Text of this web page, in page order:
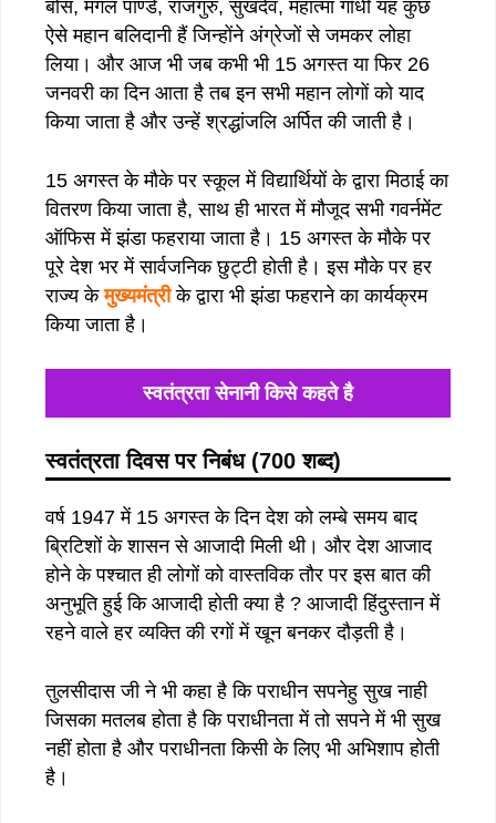
बोस, मंगल पाण्डे, राजगुरु, सुखदेव, महात्मा गाँधी यह कुछ
ऐसे महान बलिदानी हैं जिन्होंने अंग्रेजों से जमकर लोहा
लिया। और आज भी जब कभी भी 15 अगस्त या फिर 26
जनवरी का दिन आता है तब इन सभी महान लोगों को याद
किया जाता है और उन्हें श्रद्धांजलि अर्पित की जाती है।
15 अगस्त के मौके पर स्कूल में विद्यार्थियों के द्वारा मिठाई का
वितरण किया जाता है, साथ ही भारत में मौजूद सभी गवर्नमेंट
ऑफिस में झंडा फहराया जाता है। 15 अगस्त के मौके पर
पूरे देश भर में सार्वजनिक छुट्टी होती है। इस मौके पर हर
राज्य केमुख्यमंत्रीके द्वारा भी झंडा फहराने का कार्यक्रम
किया जाता है।
स्वतंत्रता सेनानी किसे कहते है
स्वतंत्रता दिवस पर निबंध (700 शब्द)
वर्ष 1947 में 15 अगस्त के दिन देश को लम्बे समय बाद
ब्रिटिशों के शासन से आजादी मिली थी। और देश आजाद
होने के पश्चात ही लोगों को वास्तविक तौर पर इस बात की
अनुभूति हुई कि आजादी होती क्या है ? आजादी हिंदुस्तान में
रहने वाले हर व्यक्ति की रगों में खून बनकर दौड़ती है।
तुलसीदास जी ने भी कहा है कि पराधीन सपनेहु सुख नाही
जिसका मतलब होता है कि पराधीनता में तो सपने में भी सुख
नहीं होता है और पराधीनता किसी के लिए भी अभिशाप होती
है।